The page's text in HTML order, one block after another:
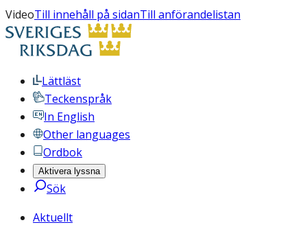
VideoTill innehåll på sidanTill anförandelistan
Lättläst
Teckenspråk
In English
Other languages
Ordbok
Aktivera lyssna
Sök
Aktuellt